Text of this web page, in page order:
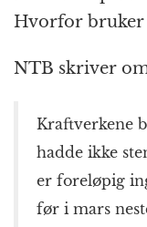
b
o
k
n
g
r
A
p
Hvorfor bruker
NTB skriver
Kraftverkene
hadde ikke
er foreløpig
før i mars